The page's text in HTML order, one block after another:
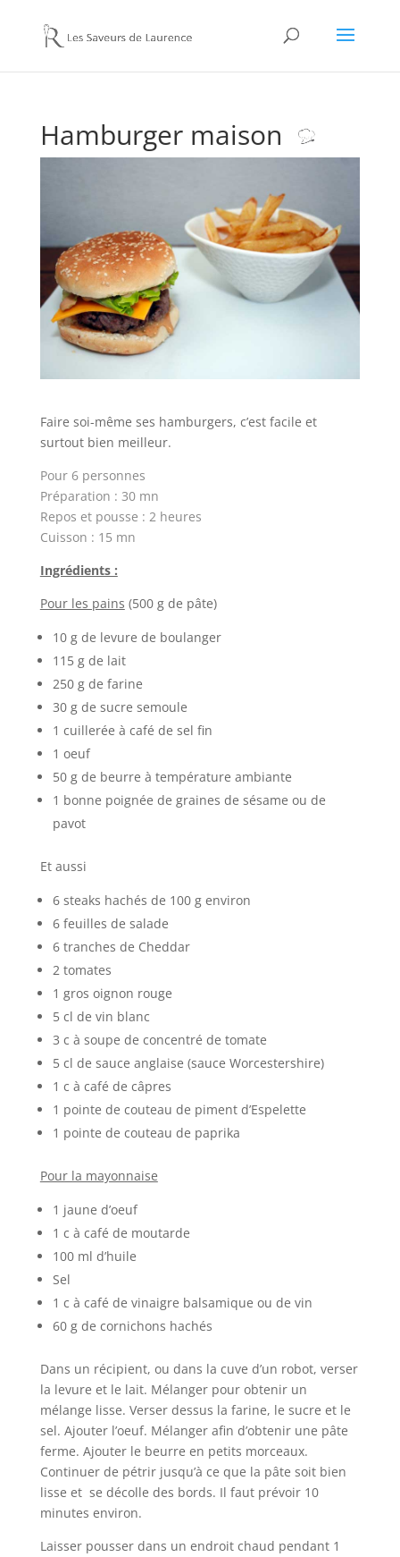
Hamburger maison
Faire soi-même ses hamburgers, c’est facile et
surtout bien meilleur.
Pour 6 personnes
Préparation : 30 mn
Repos et pousse : 2 heures
Cuisson : 15 mn
Ingrédients :
Pour les pains (500 g de pâte)
10 g de levure de boulanger
115 g de lait
250 g de farine
30 g de sucre semoule
1 cuillerée à café de sel fin
1 oeuf
50 g de beurre à température ambiante
1 bonne poignée de graines de sésame ou de
pavot
Et aussi
6 steaks hachés de 100 g environ
6 feuilles de salade
6 tranches de Cheddar
2 tomates
1 gros oignon rouge
5 cl de vin blanc
3 c à soupe de concentré de tomate
5 cl de sauce anglaise (sauce Worcestershire)
1 c à café de câpres
1 pointe de couteau de piment d’Espelette
1 pointe de couteau de paprika
Pour la mayonnaise
1 jaune d’oeuf
1 c à café de moutarde
100 ml d’huile
Sel
1 c à café de vinaigre balsamique ou de vin
60 g de cornichons hachés
Dans un récipient, ou dans la cuve d’un robot, verser
la levure et le lait. Mélanger pour obtenir un
mélange lisse. Verser dessus la farine, le sucre et le
sel. Ajouter l’oeuf. Mélanger afin d’obtenir une pâte
ferme. Ajouter le beurre en petits morceaux.
Continuer de pétrir jusqu’à ce que la pâte soit bien
lisse et se décolle des bords. Il faut prévoir 10
minutes environ.
Laisser pousser dans un endroit chaud pendant 1